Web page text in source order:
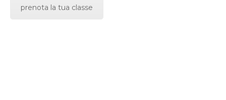
prenota la tua classe